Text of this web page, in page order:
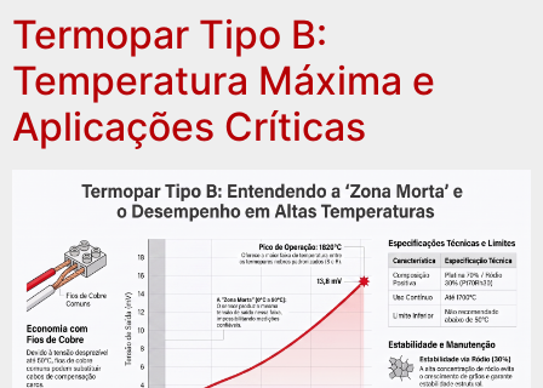
Termopar Tipo B:
Temperatura Máxima e
Aplicações Críticas